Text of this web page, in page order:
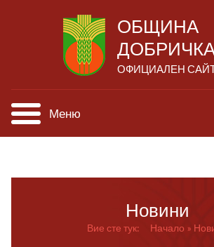
ОБЩИНА
ОФИЦИАЛЕН
Меню
Новини
Вие сте тук: Начало